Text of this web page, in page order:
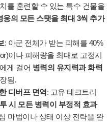
를 훈련할 수 있는 특수 건물을
의 모든 스탯을 최대 3씩 추가
: 아군 전체가 받는 피해를 40%
이나 피해량을 최대로 고정시
게 걸어 병력의 유지력과 화력
됨.
디버프 면역: 고유 테크트리
시 모든 병력이 부정적 효과
마법이나 상태 이상 전략을 완